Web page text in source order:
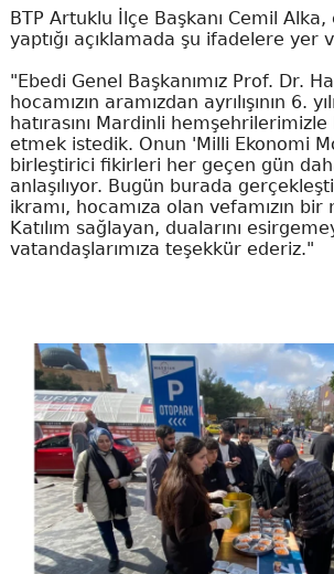
BTP Artuklu İlçe Başkanı Cemil Alka,
yaptığı açıklamada şu ifadelere yer
​"Ebedi Genel Başkanımız Prof. Dr.
hocamızın aramızdan ayrılışının 6.
hatırasını Mardinli
etmek istedik. Onun 'Milli Ekonomi
birleştirici fikirleri her geçen gün
anlaşılıyor. Bugün burada
ikramı, hocamıza olan vefamızın bir
Katılım sağlayan, dualarını
vatandaşlarımıza teşekkür ederiz."